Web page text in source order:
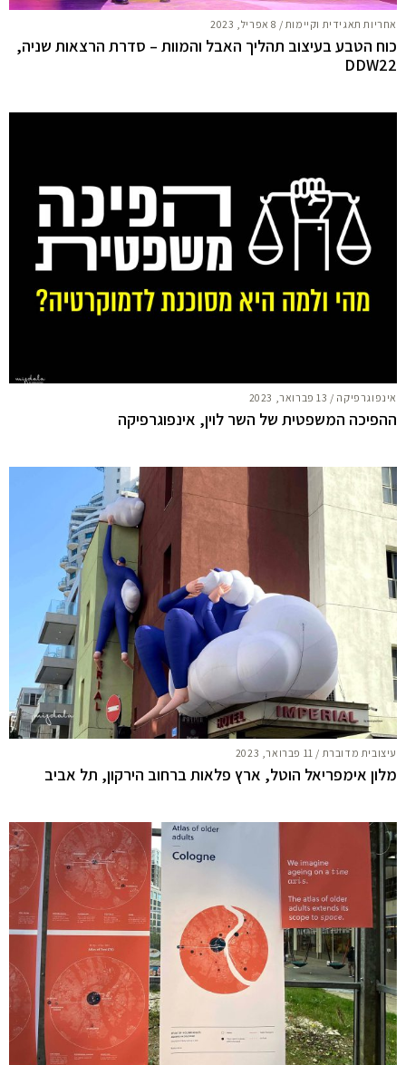
אחריות תאגידית וקיימות / 8 אפריל, 2023
כוח הטבע בעיצוב תהליך האבל והמוות – סדרת הרצאות שניה,
DDW22
אינפוגרפיקה / 13 פברואר, 2023
ההפיכה המשפטית של השר לוין, אינפוגרפיקה
עיצובית מדוברת / 11 פברואר, 2023
מלון אימפריאל הוטל, ארץ פלאות ברחוב הירקון, תל אביב